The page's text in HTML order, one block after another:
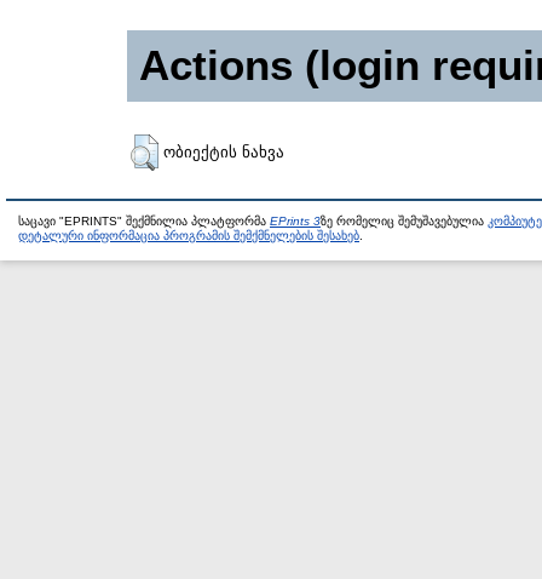
Actions (login
ობიექტის ნახვა
საცავი "EPRINTS" შექმნილია პლატფორმა EPrints 3ზე რომელიც შემუშავებულია
დეტალური ინფორმაცია პროგრამის შემქმნელების შესახებ.